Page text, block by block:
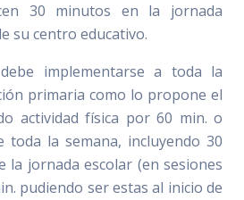
30 minutos en la jornada
su centro educativo.
implementarse a toda la
primaria como lo propone el
actividad física por 60 min. o
toda la semana, incluyendo 30
la jornada escolar (en sesiones
pudiendo ser estas al inicio de